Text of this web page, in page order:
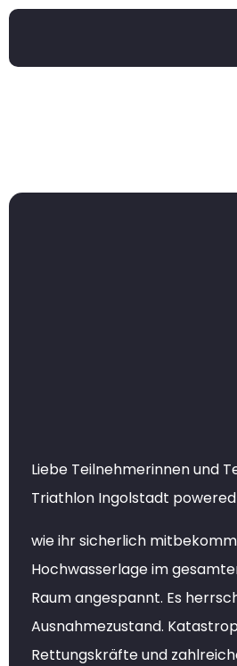
Liebe Teilnehmerinnen und
Triathlon Ingolstadt powered
wie ihr sicherlich
Hochwasserlage im
Raum angespannt. Es
Ausnahmezustand.
Rettungskräfte und